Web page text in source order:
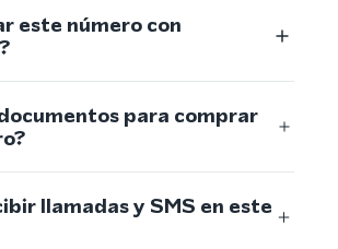
este número con
para comprar
llamadas y SMS en este